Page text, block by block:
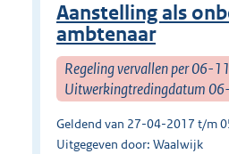
Aanstelling als
ambtenaar
Regeling vervallen per 06-
Uitwerkingtredingdatum
Geldend van 27-04-2017 t/m
Uitgegeven door: Waalwijk